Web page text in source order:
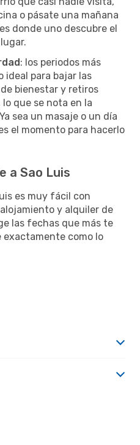
o pásate una mañana
donde uno descubre el
: los periodos más
ideal para bajar las
bienestar y retiros
que se nota en la
sea un masaje o un día
el momento para hacerlo
a Sao Luis
es muy fácil con
y alquiler de
las fechas que más te
exactamente como lo